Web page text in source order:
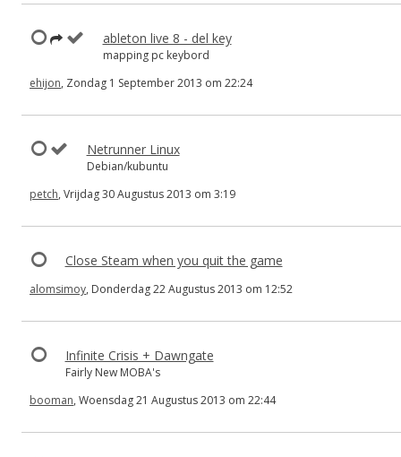
ableton live 8 - del key
mapping pc keybord
ehijon, Zondag 1 September 2013 om 22:24
Netrunner Linux
Debian/kubuntu
petch, Vrijdag 30 Augustus 2013 om 3:19
Close Steam when you quit the game
alomsimoy, Donderdag 22 Augustus 2013 om 12:52
Infinite Crisis + Dawngate
Fairly New MOBA's
booman, Woensdag 21 Augustus 2013 om 22:44